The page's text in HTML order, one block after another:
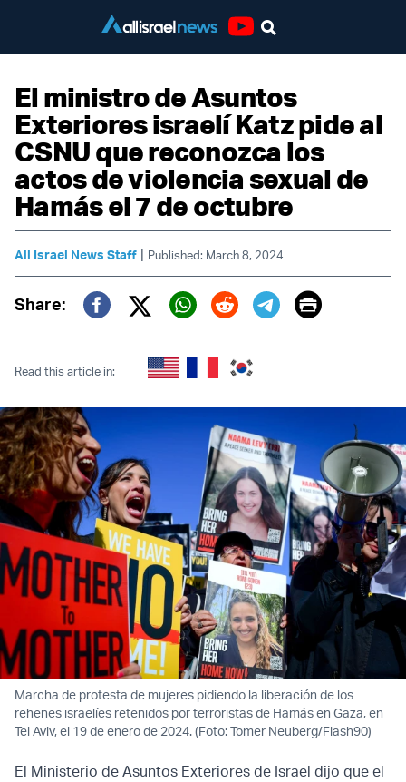
El ministro de Asuntos
Exteriores israelí Katz pide al
CSNU que reconozca los
actos de violencia sexual de
Hamás el 7 de octubre
All Israel News Staff | Published: March 8, 2024
Share:
Twitter (X)
Print
Read this article in:
Marcha de protesta de mujeres pidiendo la liberación de los
rehenes israelíes retenidos por terroristas de Hamás en Gaza, en
Tel Aviv, el 19 de enero de 2024. (Foto: Tomer Neuberg/Flash90)
El Ministerio de Asuntos Exteriores de Israel dijo que el